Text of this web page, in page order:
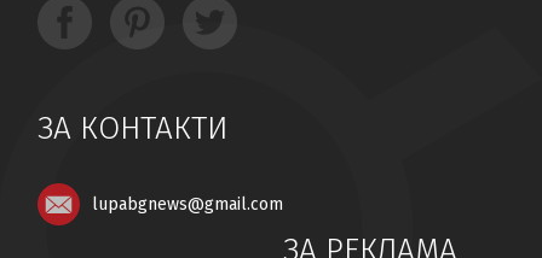
ЗА КОНТАКТИ
lupabgnews@gmail.com
ЗА РЕКЛАМА